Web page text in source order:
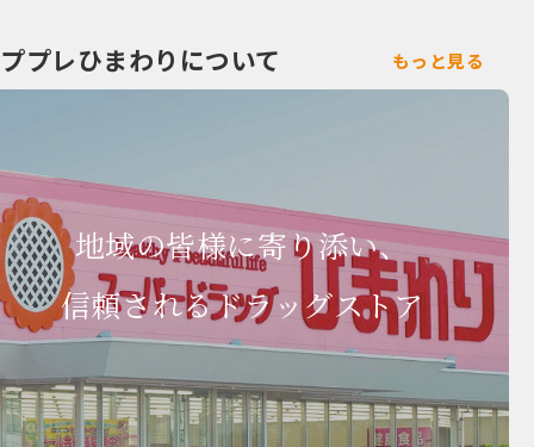
ププレひまわりについて もっと見る
地域の皆様に寄り添い、
信頼されるドラッグストア